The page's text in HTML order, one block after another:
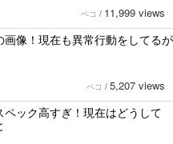
ペコ / 11,999 views
像！現在も異常行動をしてるが
ペコ / 5,207 views
ック高すぎ！現在はどうして